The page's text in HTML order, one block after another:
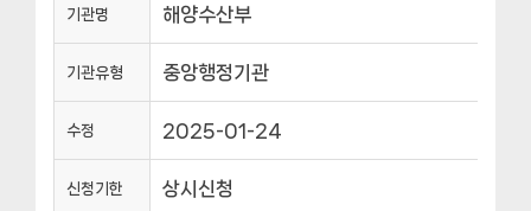
기관명 해양수산부
기관유형 중앙행정기관
수정 2025-01-24
신청기한 상시신청